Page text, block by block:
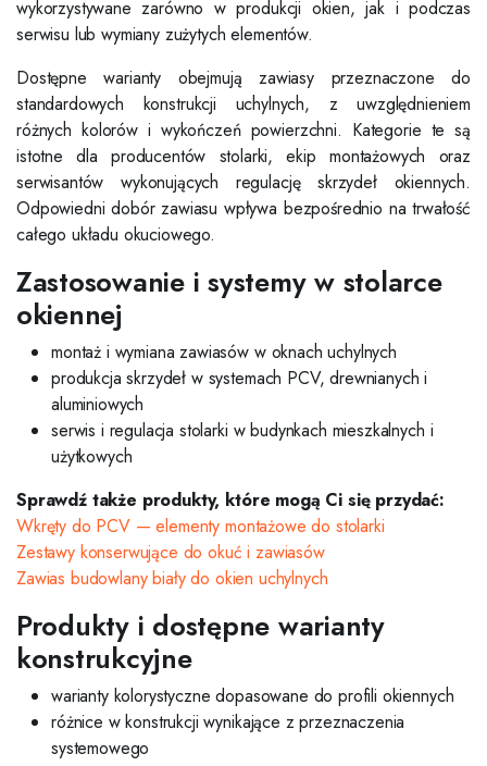
wykorzystywane zarówno w produkcji okien, jak i podczas
serwisu lub wymiany zużytych elementów.
Dostępne warianty obejmują zawiasy przeznaczone do
standardowych konstrukcji uchylnych, z uwzględnieniem
różnych kolorów i wykończeń powierzchni. Kategorie te są
istotne dla producentów stolarki, ekip montażowych oraz
serwisantów wykonujących regulację skrzydeł okiennych.
Odpowiedni dobór zawiasu wpływa bezpośrednio na trwałość
całego układu okuciowego.
Zastosowanie i systemy w stolarce
okiennej
montaż i wymiana zawiasów w oknach uchylnych
produkcja skrzydeł w systemach PCV, drewnianych i
aluminiowych
serwis i regulacja stolarki w budynkach mieszkalnych i
użytkowych
Sprawdź także produkty, które mogą Ci się przydać:
Wkręty do PCV — elementy montażowe do stolarki
Zestawy konserwujące do okuć i zawiasów
Zawias budowlany biały do okien uchylnych
Produkty i dostępne warianty
konstrukcyjne
warianty kolorystyczne dopasowane do profili okiennych
różnice w konstrukcji wynikające z przeznaczenia
systemowego